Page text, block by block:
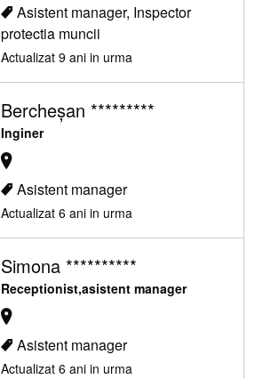
Asistent manager, Inspector
protectia muncii
Actualizat 9 ani in urma
Bercheşan *********
Inginer
Asistent manager
Actualizat 6 ani in urma
Simona **********
Receptionist,asistent manager
Asistent manager
Actualizat 6 ani in urma